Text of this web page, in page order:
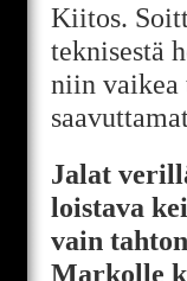
Kiitos.
teknisestä
niin vaikea
Jalat
loistava
vain
Markolle